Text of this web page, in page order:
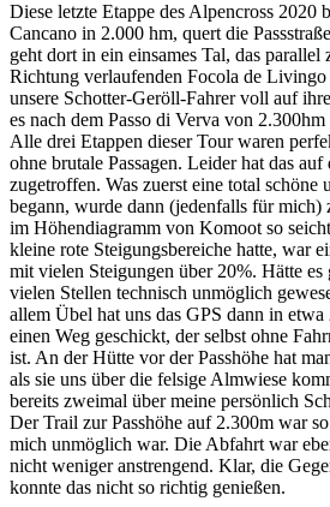
Diese letzte Etappe des Alpencross 2020
Cancano in 2.000 hm, quert die
geht dort in ein einsames Tal, das
Richtung verlaufenden Focola de
unsere Schotter-Geröll-Fahrer voll auf
es nach dem Passo di Verva von
Alle drei Etappen dieser Tour waren
ohne brutale Passagen. Leider hat das
zugetroffen. Was zuerst eine total
begann, wurde dann (jedenfalls für mich)
im Höhendiagramm von Komoot so
kleine rote Steigungsbereiche hatte, war
mit vielen Steigungen über 20%. Hätte es
vielen Stellen technisch unmöglich
allem Übel hat uns das GPS dann in
einen Weg geschickt, der selbst ohne
ist. An der Hütte vor der Passhöhe hat
als sie uns über die felsige Almwiese
bereits zweimal über meine persönlich
Der Trail zur Passhöhe auf 2.300m war
mich unmöglich war. Die Abfahrt war
nicht weniger anstrengend. Klar, die
konnte das nicht so richtig genießen.